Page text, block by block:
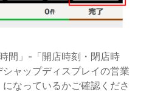
間」-「開店時刻・閉店時
ャップディスプレイの営業
なっているかご確認くださ